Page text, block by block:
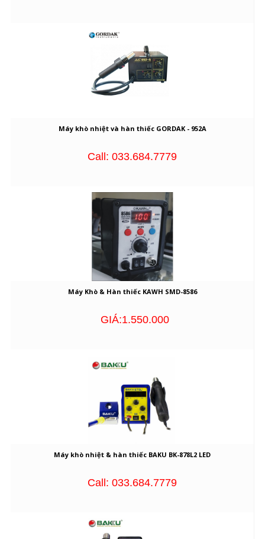
Máy khò nhiệt và hàn thiếc GORDAK - 952A
Call: 033.684.7779
Máy Khò & Hàn thiếc KAWH SMD-8586
GIÁ:1.550.000
Máy khò nhiệt & hàn thiếc BAKU BK-878L2 LED
Call: 033.684.7779